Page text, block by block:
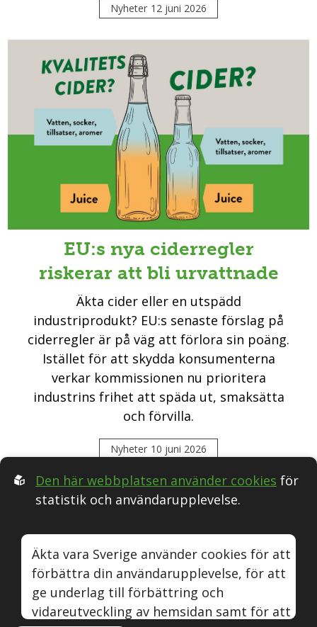
Nyheter 12 juni 2026
EU:s nya ciderregler
riskerar att bli urvattnade
Äkta cider eller en utspädd
industriprodukt? EU:s senaste förslag på
ciderregler är på väg att förlora sin poäng.
Istället för att skydda konsumenterna
verkar kommissionen nu prioritera
industrins frihet att späda ut, smaksätta
och förvilla.
Nyheter 10 juni 2026
Följ oss i Sociala medier:
Äkta varaNaturvinInstagramYoutube
Den här webbplatsen använder cookies för
statistik och användarupplevelse.
Äkta vara Sverige använder cookies för att
förbättra din användarupplevelse, för att
ge underlag till förbättring och
vidareutveckling av hemsidan samt för att